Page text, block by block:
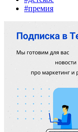
#премия